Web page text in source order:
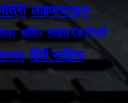
लाइफस्टाइल
शॉपिंग साइंस एंड रिसर्च
हिंदी साहित्य